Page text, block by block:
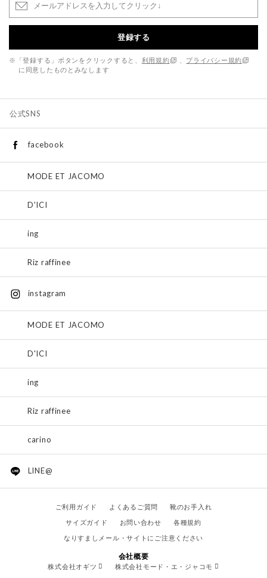
登録する
※「登録する」ボタンをクリックすると、 利用規約
プライバシー規約
に同意したものとみなします
公式SNS
facebook
MODE ET JACOMO
D'ICI
ing
Riz raffinee
instagram
MODE ET JACOMO
D'ICI
ing
Riz raffinee
carino
LINE@
ご利用ガイド よくあるご質問
靴のお手入れ
サイズガイド
お問い合わせ
各種規約
なりすましメール・サイトにご注意ください
会社概要
株式会社オギツ
株式会社モード・エ・ジャコモ